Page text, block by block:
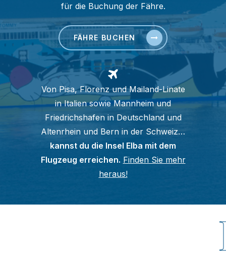
für die Buchung der Fähre.
FÄHRE BUCHEN
Von Pisa, Florenz und Mailand-Linate
in Italien sowie Mannheim und
Friedrichshafen in Deutschland und
Altenrhein und Bern in der Schweiz…
kannst du die Insel Elba mit dem
Flugzeug erreichen. Finden Sie mehr
heraus!